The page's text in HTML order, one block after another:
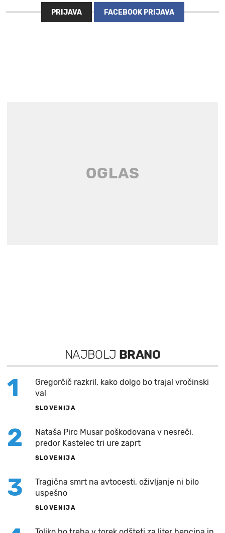
PRIJAVA FACEBOOK PRIJAVA
NAJBOLJ BRANO
1
Gregorčič razkril, kako dolgo bo trajal vročinski
val
SLOVENIJA
2
Nataša Pirc Musar poškodovana v nesreči,
predor Kastelec tri ure zaprt
SLOVENIJA
3
Tragična smrt na avtocesti, oživljanje ni bilo
uspešno
SLOVENIJA